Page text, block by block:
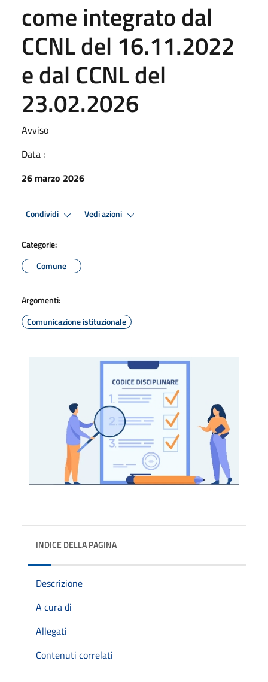
come integrato dal
CCNL del 16.11.2022
e dal CCNL del
23.02.2026
Avviso
Data :
26 marzo 2026
Condividi Vedi azioni
Categorie:
Comune
Argomenti:
Comunicazione istituzionale
INDICE DELLA PAGINA
Descrizione
A cura di
Allegati
Contenuti correlati